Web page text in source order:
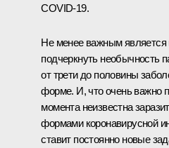
COVID-19.
Не менее важным является
подчеркнуть необычность
от трети до половины
форме. И, что очень важно
момента неизвестна
формами коронавирусной
ставит постоянно новые